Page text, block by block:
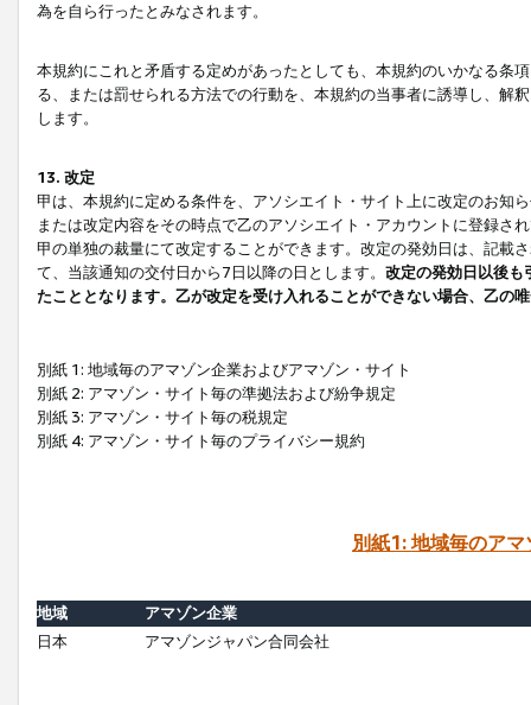
為を自ら行ったとみなされます。
本規約にこれと矛盾する定めがあったとしても、本規約のいかなる条
る、または罰せられる方法での行動を、本規約の当事者に誘導し、解
します。
13. 改定
甲は、本規約に定める条件を、アソシエイト・サイト上に改定のお知
または改定内容をその時点で乙のアソシエイト・アカウントに登録さ
甲の単独の裁量にて改定することができます。改定の発効日は、記載
て、当該通知の交付日から7日以降の日とします。 改定の発効日以後も
たこととなります。乙が改定を受け入れることができない場合、乙の
別紙 1: 地域毎のアマゾン企業およびアマゾン・サイト
別紙 2: アマゾン・サイト毎の準拠法および紛争規定
別紙 3: アマゾン・サイト毎の税規定
別紙 4: アマゾン・サイト毎のプライバシー規約
別紙1: 地域毎のア
地域
アマゾン企業
日本
アマゾンジャパン合同会社